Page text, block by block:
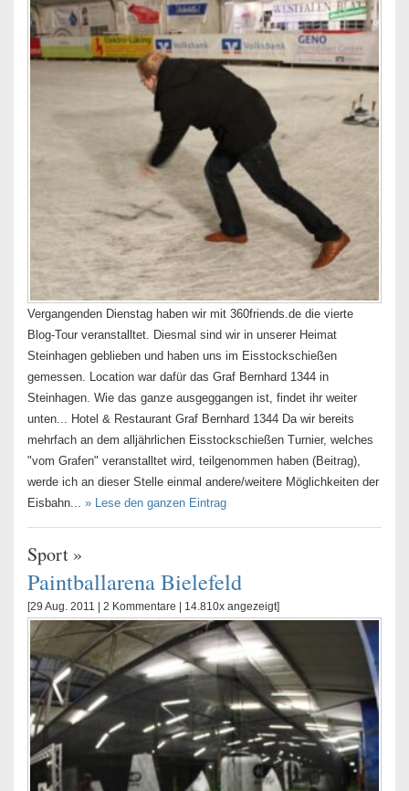
Vergangenden Dienstag haben wir mit 360friends.de die vierte
Blog-Tour veranstalltet. Diesmal sind wir in unserer Heimat
Steinhagen geblieben und haben uns im Eisstockschießen
gemessen. Location war dafür das Graf Bernhard 1344 in
Steinhagen. Wie das ganze ausgeggangen ist, findet ihr weiter
unten... Hotel & Restaurant Graf Bernhard 1344 Da wir bereits
mehrfach an dem alljährlichen Eisstockschießen Turnier, welches
"vom Grafen" veranstalltet wird, teilgenommen haben (Beitrag),
werde ich an dieser Stelle einmal andere/weitere Möglichkeiten der
Eisbahn... » Lese den ganzen Eintrag
Sport »
Paintballarena Bielefeld
[29 Aug. 2011 | 2 Kommentare | 14.810x angezeigt]